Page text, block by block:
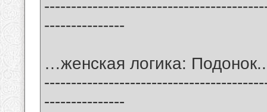
---------------
…женская логика:
---------------